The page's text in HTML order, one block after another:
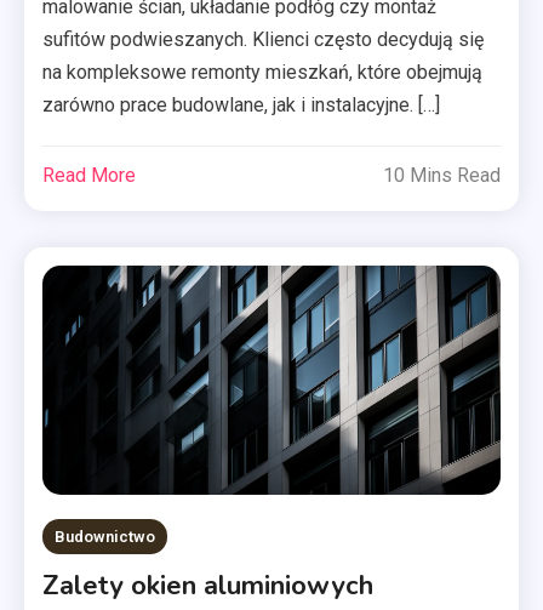
malowanie ścian, układanie podłóg czy montaż
sufitów podwieszanych. Klienci często decydują się
na kompleksowe remonty mieszkań, które obejmują
zarówno prace budowlane, jak i instalacyjne. […]
Read More 10 Mins Read
Budownictwo
Zalety okien aluminiowych